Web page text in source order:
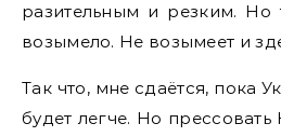
разительным и резким. Но
возымело. Не возымеет и
Так что, мне сдаётся, пока
будет легче. Но